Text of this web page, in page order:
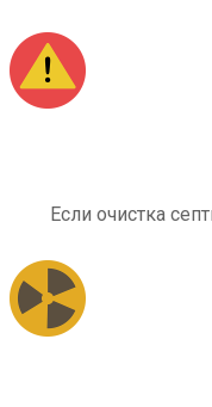
Если очистка